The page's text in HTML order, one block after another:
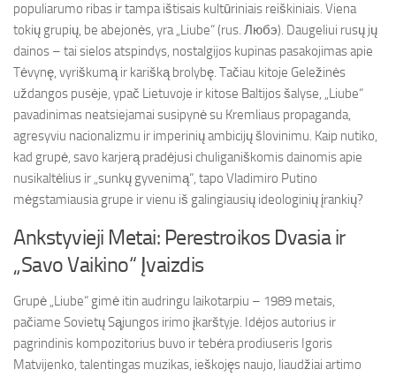
populiarumo ribas ir tampa ištisais kultūriniais reiškiniais. Viena
tokių grupių, be abejonės, yra „Liube“ (rus. Любэ). Daugeliui rusų jų
dainos – tai sielos atspindys, nostalgijos kupinas pasakojimas apie
Tėvynę, vyriškumą ir karišką brolybę. Tačiau kitoje Geležinės
uždangos pusėje, ypač Lietuvoje ir kitose Baltijos šalyse, „Liube“
pavadinimas neatsiejamai susipynė su Kremliaus propaganda,
agresyviu nacionalizmu ir imperinių ambicijų šlovinimu. Kaip nutiko,
kad grupė, savo karjerą pradėjusi chuliganiškomis dainomis apie
nusikaltėlius ir „sunkų gyvenimą“, tapo Vladimiro Putino
mėgstamiausia grupe ir vienu iš galingiausių ideologinių įrankių?
Ankstyvieji Metai: Perestroikos Dvasia ir
„Savo Vaikino“ Įvaizdis
Grupė „Liube“ gimė itin audringu laikotarpiu – 1989 metais,
pačiame Sovietų Sąjungos irimo įkarštyje. Idėjos autorius ir
pagrindinis kompozitorius buvo ir tebėra prodiuseris Igoris
Matvijenko, talentingas muzikas, ieškojęs naujo, liaudžiai artimo